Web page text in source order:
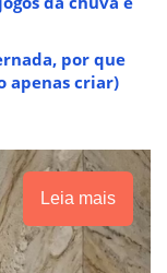
por que
apenas criar)
Leia mais